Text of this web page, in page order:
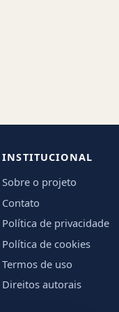
INSTITUCIONAL
Sobre o projeto
Contato
Política de privacidade
Política de cookies
Termos de uso
Direitos autorais